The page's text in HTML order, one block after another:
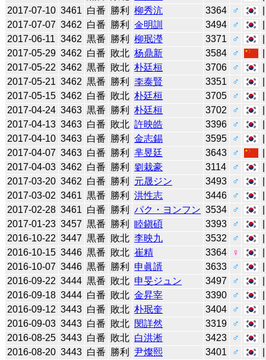
2017-07-10 3461 白番 勝利 柳秀沆 3364 ♂
2017-07-07 3462 白番 勝利 金明訓 3494 ♂
2017-06-11 3462 黒番 勝利 柳珉瀅 3371 ♂
2017-05-29 3462 白番 敗北 杨鼎新 3584 ♂
2017-05-22 3462 黒番 敗北 朴廷桓 3706 ♂
2017-05-21 3462 黒番 勝利 李泰賢 3351 ♂
2017-05-15 3462 白番 敗北 朴廷桓 3705 ♂
2017-04-24 3463 黒番 勝利 朴廷桓 3702 ♂
2017-04-13 3463 白番 敗北 許映皓 3396 ♂
2017-04-10 3463 白番 勝利 金志錫 3595 ♂
2017-04-07 3463 白番 勝利 芈昱廷 3643 ♂
2017-04-03 3462 白番 勝利 劉栽豪 3114 ♂
2017-03-20 3462 白番 勝利 元晟ジン 3493 ♂
2017-03-02 3461 黒番 勝利 洪性志 3446 ♂
2017-02-28 3461 白番 勝利 パク・ヨンフン 3534 ♂
2017-01-23 3457 黒番 勝利 睦鎭碩 3393 ♂
2016-10-22 3447 黒番 敗北 李映九 3532 ♂
2016-10-15 3446 黒番 敗北 崔精 3364 ♀
2016-10-07 3446 黒番 勝利 申眞諝 3633 ♂
2016-09-22 3444 黒番 敗北 申旻ジュン 3497 ♂
2016-09-18 3444 白番 敗北 金昇宰 3390 ♂
2016-09-12 3443 白番 敗北 朴珉奎 3404 ♂
2016-09-03 3443 白番 敗北 閔詳然 3319 ♂
2016-08-25 3443 白番 敗北 白洪淅 3423 ♂
2016-08-20 3443 白番 勝利 尹燦熙 3401 ♂